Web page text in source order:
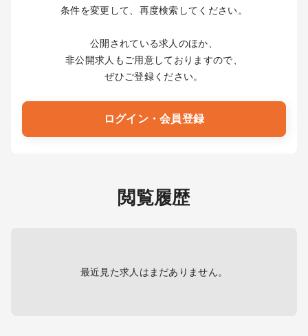
クリニック開業
条件を変更して、再度検索してください。
公開されている求人のほか、
非公開求人もご用意しておりますので、
ぜひご登録ください。
ログイン・会員登録
閲覧履歴
最近見た求人はまだありません。